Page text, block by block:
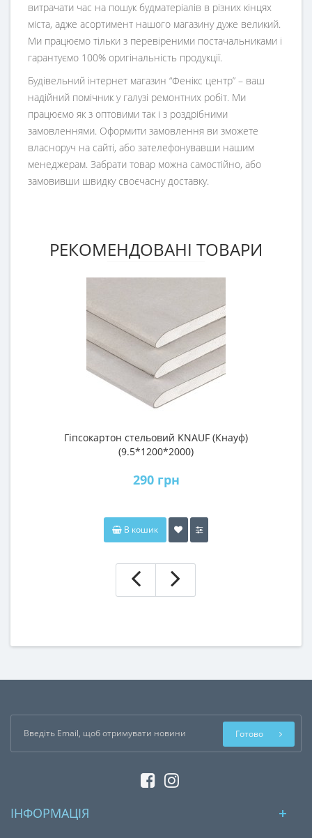
витрачати час на пошук будматеріалів в різних кінцях
міста, адже асортимент нашого магазину дуже великий.
Ми працюємо тільки з перевіреними постачальниками і
гарантуємо 100% оригінальність продукції.
Будівельний інтернет магазин “Фенікс центр” – ваш
надійний помічник у галузі ремонтних робіт. Ми
працюємо як з оптовими так і з роздрібними
замовленнями. Оформити замовлення ви зможете
власноруч на сайті, або зателефонувавши нашим
менеджерам. Забрати товар можна самостійно, або
замовивши швидку своєчасну доставку.
РЕКОМЕНДОВАНІ ТОВАРИ
Гіпсокартон стельовий KNAUF (Кнауф)
(9.5*1200*2000)
290 грн
В кошик
Готово
ІНФОРМАЦІЯ